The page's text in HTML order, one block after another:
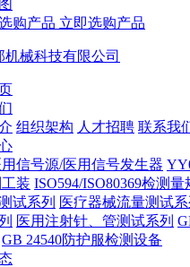
立即选购产品
组织架构 人才招聘 联系我
用信号源/医用信号发生器
装 ISO594/ISO80369检测量
试系列 医疗器械流量测试系
医用注射针、管测试系列
GB 24540防护服检测设备